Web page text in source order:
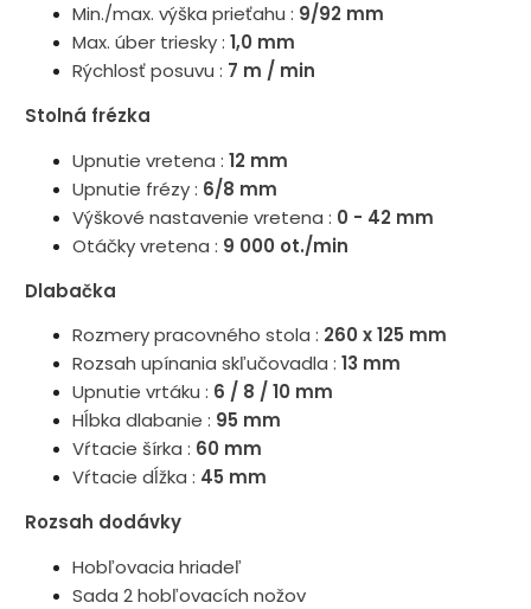
Min./max. výška prieťahu : 9/92 mm
Max. úber triesky :1,0 mm
Rýchlosť posuvu : 7 m / min
Stolná frézka
Upnutie vretena :12 mm
Upnutie frézy : 6/8 mm
Výškové nastavenie vretena : 0 - 42 mm
Otáčky vretena : 9 000 ot./min
Dlabačka
Rozmery pracovného stola : 260 x 125 mm
Rozsah upínania skľučovadla :13 mm
Upnutie vrtáku : 6 / 8 / 10 mm
Hĺbka dlabanie : 95 mm
Vŕtacie šírka : 60 mm
Vŕtacie dĺžka : 45 mm
Rozsah dodávky
Hobľovacia hriadeľ
Sada 2 hobľovacích nožov